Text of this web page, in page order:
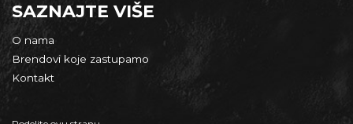
SAZNAJTE VIŠE
O nama
Brendovi koje zastupamo
Kontakt